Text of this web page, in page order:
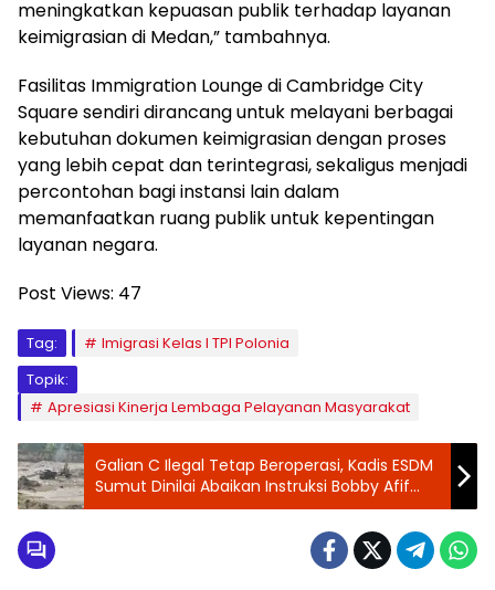
meningkatkan kepuasan publik terhadap layanan
keimigrasian di Medan,” tambahnya.
​Fasilitas Immigration Lounge di Cambridge City
Square sendiri dirancang untuk melayani berbagai
kebutuhan dokumen keimigrasian dengan proses
yang lebih cepat dan terintegrasi, sekaligus menjadi
percontohan bagi instansi lain dalam
memanfaatkan ruang publik untuk kepentingan
layanan negara.
Post Views: 47
Tag:
Imigrasi Kelas I TPI Polonia
Topik:
Apresiasi Kinerja Lembaga Pelayanan Masyarakat
Galian C Ilegal Tetap Beroperasi, Kadis ESDM
Sumut Dinilai Abaikan Instruksi Bobby Afif
Nasution